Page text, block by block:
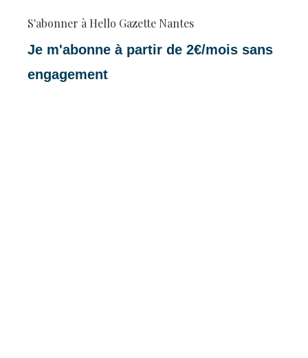
S'abonner à Hello Gazette Nantes
Je m'abonne à partir de 2€/mois sans
engagement